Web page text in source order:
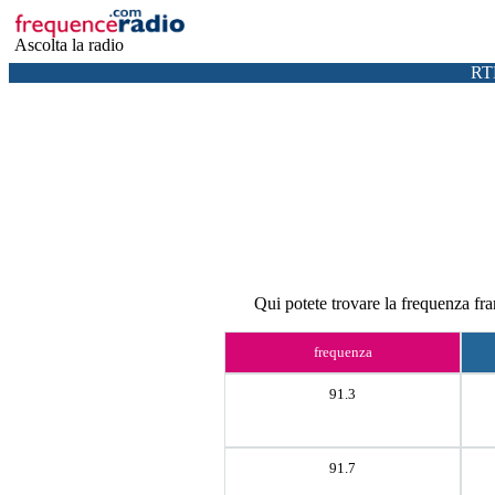
Ascolta la radio
Qui potete trovare la frequenza
frequenza
91.3
91.7